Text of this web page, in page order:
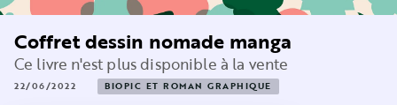
Coffret dessin nomade manga
Ce livre n'est plus disponible à la vente
22/06/2022 BIOPIC ET ROMAN GRAPHIQUE